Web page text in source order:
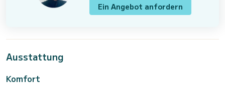
Ein Angebot anfordern
Ausstattung
Komfort